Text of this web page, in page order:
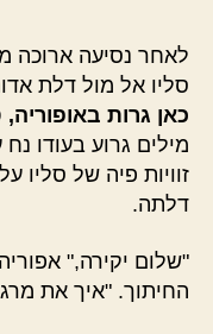
לאחר נסיעה ארוכה
סליו אל מול דלת
כאן גרות באופוריה,
מילים גרוע בעודו
זוויות פיה של
דלתה.
"שלום יקירה,"
החיתוך. "איך את